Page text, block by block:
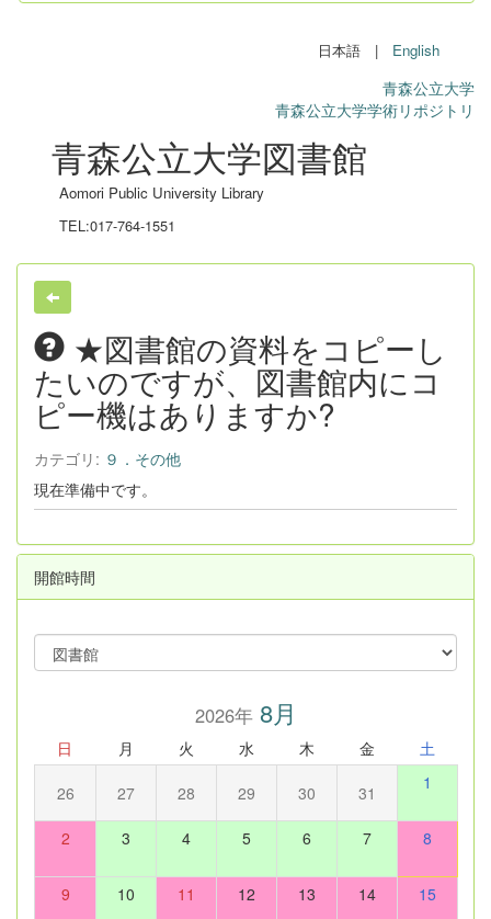
日本語 | English
青森公立大学
青森公立大学学術リポジトリ
青森公立大学図書館
Aomori Public University Library
TEL:017-764-1551
★図書館の資料をコピーし
たいのですが、図書館内にコ
ピー機はありますか?
カテゴリ: ９．その他
現在準備中です。
開館時間
2026年8月
日 月 火 水 木 金 土
26 27 28 29 30 31 1
2 3 4 5 6 7 8
9 10 11 12 13 14 15